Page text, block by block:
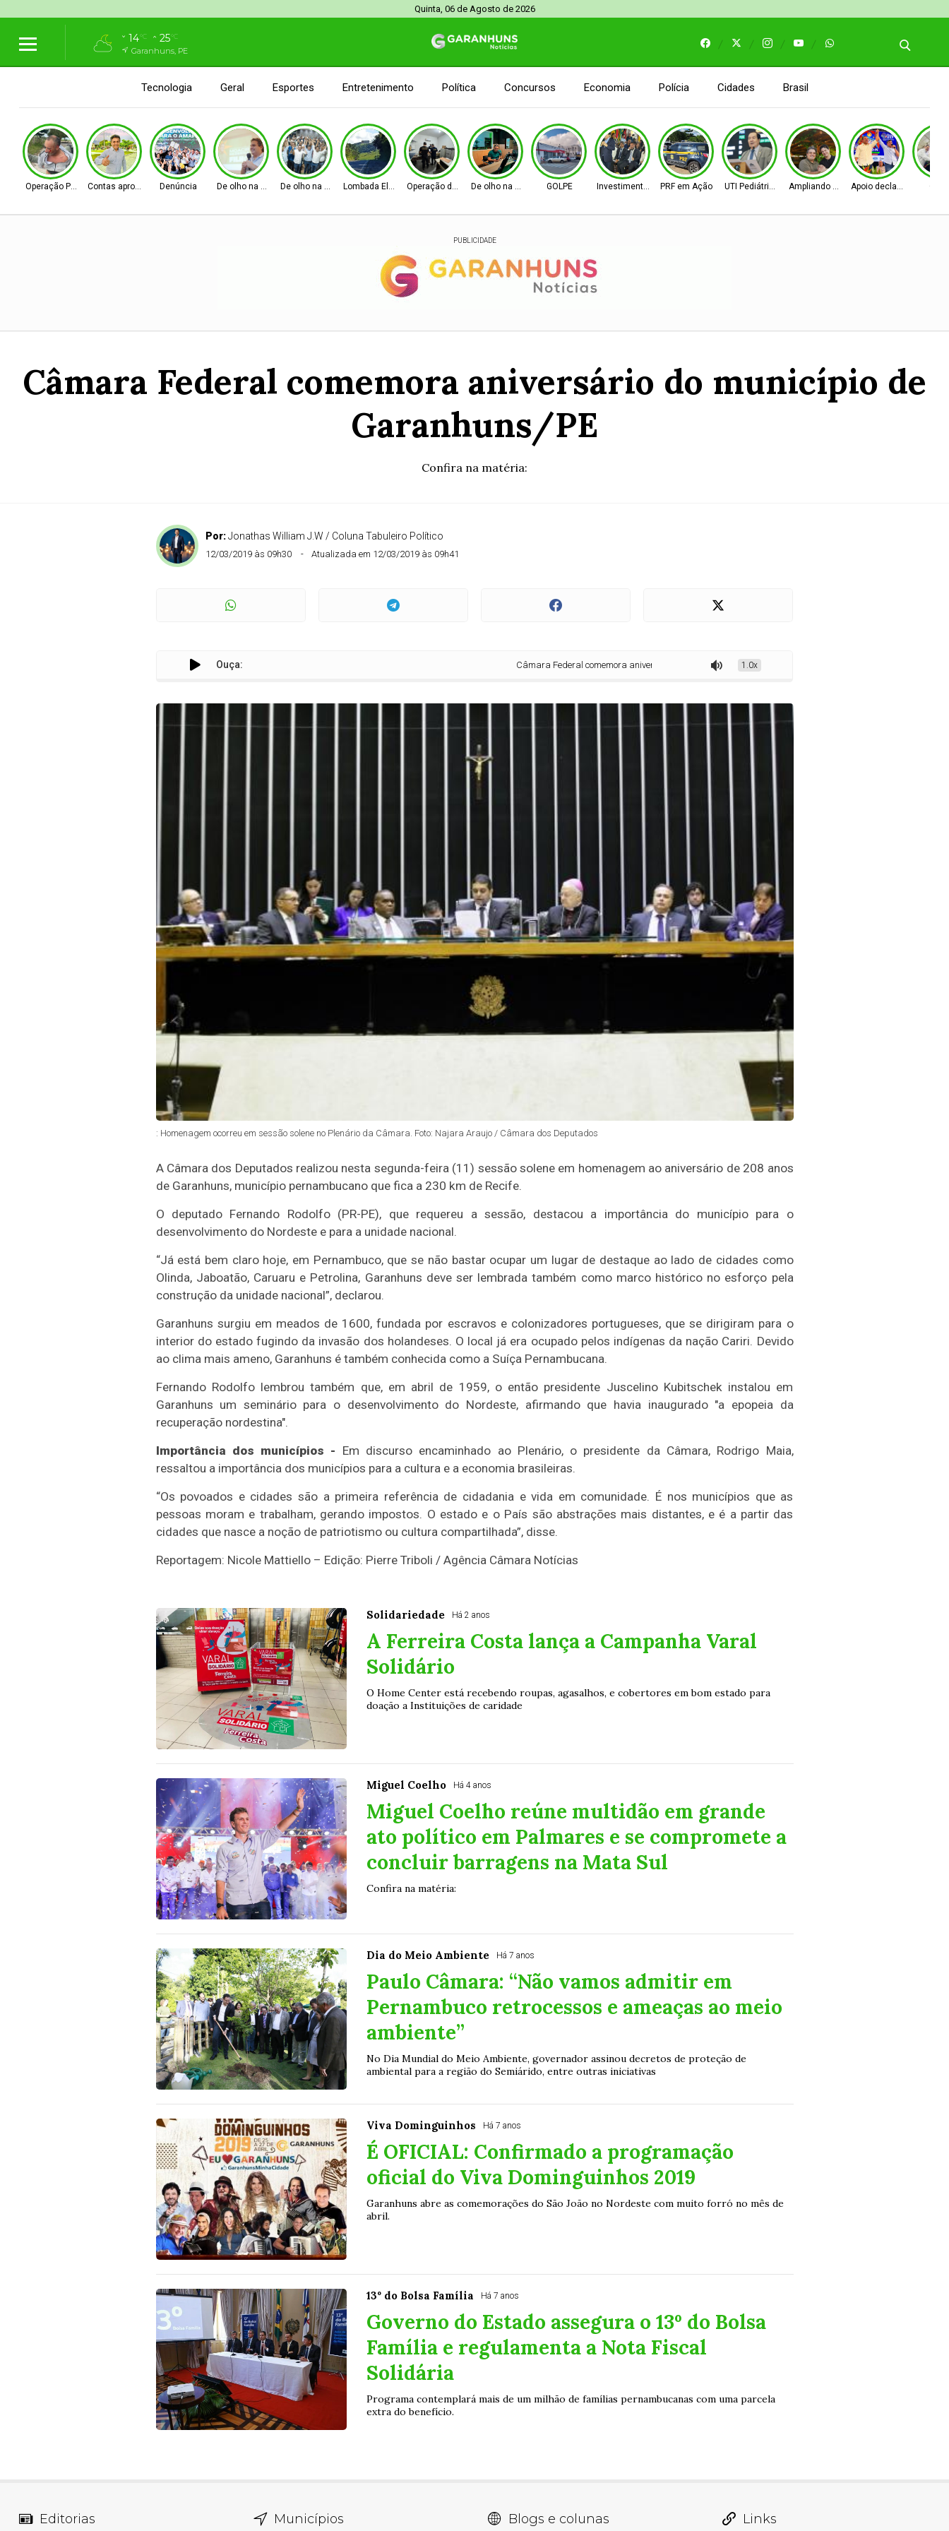
Quinta, 06 de Agosto de 2026
14°C 25°C
Garanhuns, PE
Tecnologia Geral Esportes Entretenimento Política Concursos Economia Polícia Cidades Brasil
Operação PolicialContas aprovadas Denúncia De olho na AlepeDe olho na SenadoLombada EletrônicaOperação da PF e CGUDe olho na Alepe GOLPE Investimentos PRF em Ação UTI Pediátrica Ampliando as basesApoio declarado
PUBLICIDADE
Câmara Federal comemora aniversário do município de
Garanhuns/PE
Confira na matéria:
Por:Jonathas William J.W / Coluna Tabuleiro Político
12/03/2019 às 09h30 Atualizada em 12/03/2019 às 09h41
Ouça: Câmara Federal comemora aniversário do município de Garanhuns/PE
1.0x
: Homenagem ocorreu em sessão solene no Plenário da Câmara. Foto: Najara Araujo / Câmara dos Deputados
A Câmara dos Deputados realizou nesta segunda-feira (11) sessão solene em homenagem ao aniversário de 208 anos
de Garanhuns, município pernambucano que fica a 230 km de Recife.
O deputado Fernando Rodolfo (PR-PE), que requereu a sessão, destacou a importância do município para o
desenvolvimento do Nordeste e para a unidade nacional.
“Já está bem claro hoje, em Pernambuco, que se não bastar ocupar um lugar de destaque ao lado de cidades como
Olinda, Jaboatão, Caruaru e Petrolina, Garanhuns deve ser lembrada também como marco histórico no esforço pela
construção da unidade nacional”, declarou.
Garanhuns surgiu em meados de 1600, fundada por escravos e colonizadores portugueses, que se dirigiram para o
interior do estado fugindo da invasão dos holandeses. O local já era ocupado pelos indígenas da nação Cariri. Devido
ao clima mais ameno, Garanhuns é também conhecida como a Suíça Pernambucana.
Fernando Rodolfo lembrou também que, em abril de 1959, o então presidente Juscelino Kubitschek instalou em
Garanhuns um seminário para o desenvolvimento do Nordeste, afirmando que havia inaugurado "a epopeia da
recuperação nordestina".
Importância dos municípios - Em discurso encaminhado ao Plenário, o presidente da Câmara, Rodrigo Maia,
ressaltou a importância dos municípios para a cultura e a economia brasileiras.
“Os povoados e cidades são a primeira referência de cidadania e vida em comunidade. É nos municípios que as
pessoas moram e trabalham, gerando impostos. O estado e o País são abstrações mais distantes, e é a partir das
cidades que nasce a noção de patriotismo ou cultura compartilhada”, disse.
Reportagem: Nicole Mattiello – Edição: Pierre Triboli / Agência Câmara Notícias
Solidariedade Há 2 anos
A Ferreira Costa lança a Campanha Varal
Solidário
O Home Center está recebendo roupas, agasalhos, e cobertores em bom estado para
doação a Instituições de caridade
Miguel Coelho Há 4 anos
Miguel Coelho reúne multidão em grande
ato político em Palmares e se compromete a
concluir barragens na Mata Sul
Confira na matéria:
Dia do Meio Ambiente Há 7 anos
Paulo Câmara: “Não vamos admitir em
Pernambuco retrocessos e ameaças ao meio
ambiente”
No Dia Mundial do Meio Ambiente, governador assinou decretos de proteção de
ambiental para a região do Semiárido, entre outras iniciativas
Viva Dominguinhos Há 7 anos
É OFICIAL: Confirmado a programação
oficial do Viva Dominguinhos 2019
Garanhuns abre as comemorações do São João no Nordeste com muito forró no mês de
abril.
13º do Bolsa Família Há 7 anos
Governo do Estado assegura o 13º do Bolsa
Família e regulamenta a Nota Fiscal
Solidária
Programa contemplará mais de um milhão de famílias pernambucanas com uma parcela
extra do benefício.
Editorias Municípios Blogs e colunas Links